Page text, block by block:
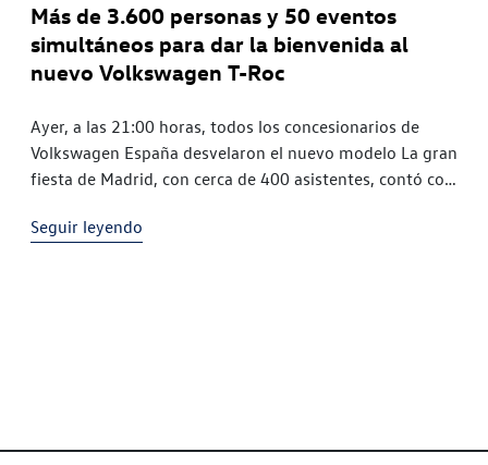
Más de 3.600 personas y 50 eventos
simultáneos para dar la bienvenida al
nuevo Volkswagen T-Roc
Ayer, a las 21:00 horas, todos los concesionarios de
Volkswagen España desvelaron el nuevo modelo La gran
fiesta de Madrid, con cerca de 400 asistentes, contó con
Seguir leyendo